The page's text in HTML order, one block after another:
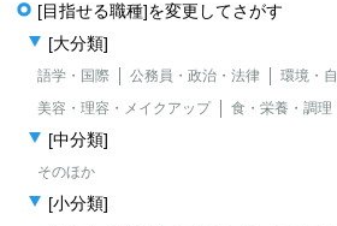
[目指せる職種]を変更してさがす
[大分類]
語学・国際 公務員・政治・法律
環境・
美容・理容・メイクアップ
食・栄養・調理
[中分類]
そのほか
[小分類]